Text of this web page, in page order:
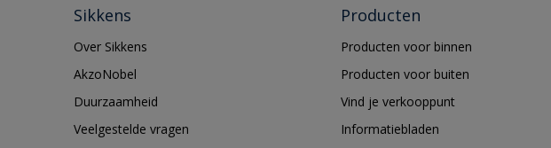
Sikkens
Over Sikkens
AkzoNobel
Duurzaamheid
Veelgestelde vragen
Producten
Producten voor binnen
Producten voor buiten
Vind je verkooppunt
Informatiebladen